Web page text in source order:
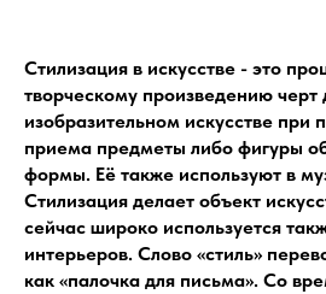
Стилизация в искусстве - это
творческому произведению черт
изобразительном искусстве при
приема предметы либо фигуры
формы. Её также используют в
Стилизация делает объект
сейчас широко используется
интерьеров. Слово «стиль»
как «палочка для письма». Со